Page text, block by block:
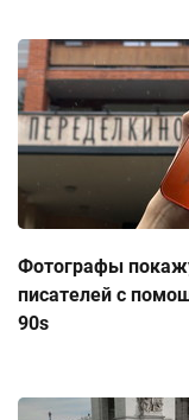
Фотографы
писателей с
90s